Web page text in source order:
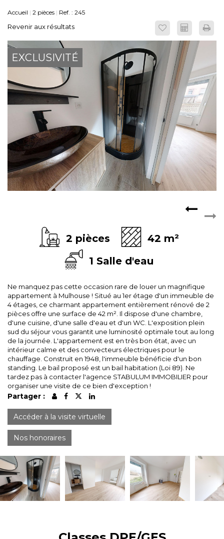
ESPACE CLIENTS
Accueil 2 pièces Ref. : 245
Revenir aux résultats
EXCLUSIVITÉ
2 pièces
42 m²
1 Salle d'eau
Ne manquez pas cette occasion rare de louer un magnifique
appartement à Mulhouse ! Situé au 1er étage d'un immeuble de
4 étages, ce charmant appartement entièrement rénové de 2
pièces offre une surface de 42 m². Il dispose d'une chambre,
d'une cuisine, d'une salle d'eau et d'un WC. L'exposition plein
sud du séjour vous garantit une luminosité optimale tout au long
de la journée. L'appartement est en très bon état, avec un
intérieur calme et des convecteurs électriques pour le
chauffage. Construit en 1948, l'immeuble bénéficie d'un bon
standing. Le bail proposé est un bail habitation (Loi 89). Ne
tardez pas à contacter l'agence STABULUM IMMOBILIER pour
organiser une visite de ce bien d'exception !
Partager :
Accéder à la visite virtuelle
Nos honoraires